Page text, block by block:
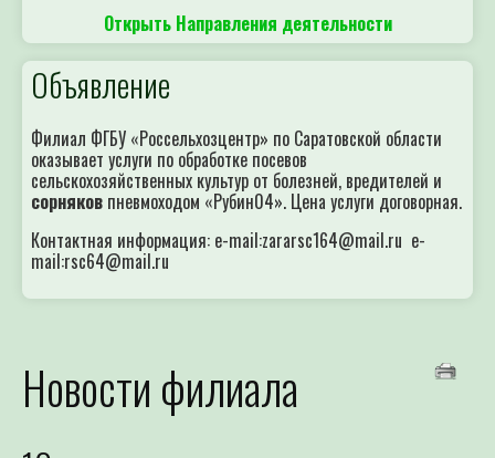
Открыть Направления деятельности
Объявление
Филиал ФГБУ «Россельхозцентр» по Саратовской области
оказывает услуги по обработке посевов
сельскохозяйственных культур от болезней, вредителей и
сорняков пневмоходом «Рубин04». Цена услуги договорная.
Контактная информация: e-mail:zararsc164@mail.ru e-
mail:rsc64@mail.ru
Новости филиала